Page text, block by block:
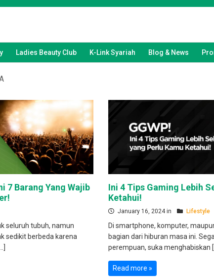
Ladies Beauty Club K-Link Syariah Blog & News
7 Barang Yang Wajib
seluruh tubuh, namun
sedikit berbeda karena
Ini 4 Tips Gaming Lebih
Ketahui!
January 16, 2024 in Lifestyle
Di smartphone, komputer,
bagian dari hiburan masa ini.
perempuan, suka menghabiskan
Read more »